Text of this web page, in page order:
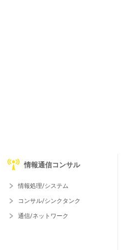
情報通信コンサル
情報処理/システム
コンサル/シンクタンク
通信/ネットワーク